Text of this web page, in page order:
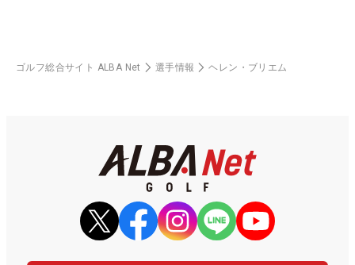
ゴルフ総合サイト ALBA Net 選手情報 ヘレン・ブリエム